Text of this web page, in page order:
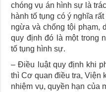
chóng vụ án hình sự là
hành tố tụng có ý nghĩa
ngừa và chống tội phạm,
quy định đó là một trong
tố tụng hình sự.
– Điều luật quy định khi
thì Cơ quan điều tra, Viện
nhiệm vụ, quyền hạn của